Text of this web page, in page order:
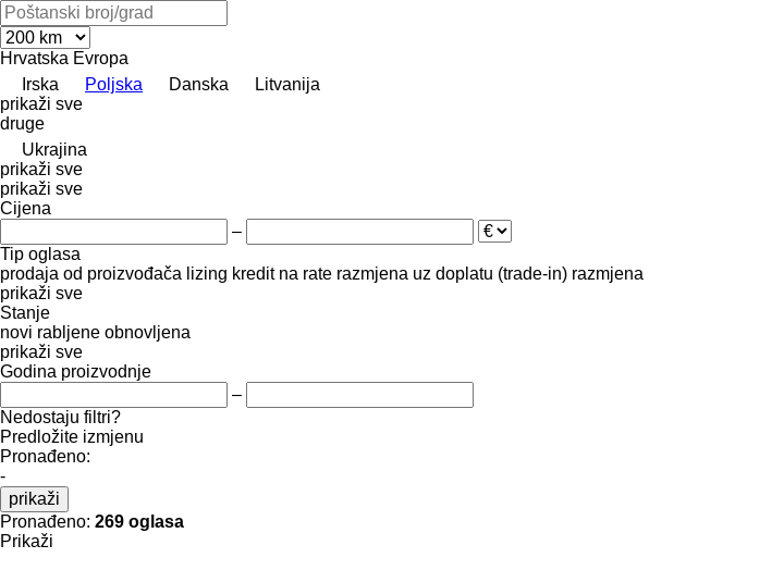
Hrvatska Evropa
Irska
Poljska Danska
Litvanija
prikaži sve
druge
Ukrajina
prikaži sve
prikaži sve
Cijena
–
Tip oglasa
prodaja od proizvođača lizing kredit na rate razmjena uz doplatu (trade-in) razmjena
prikaži sve
Stanje
novi rabljene obnovljena
prikaži sve
Godina proizvodnje
–
Nedostaju filtri?
Predložite izmjenu
Pronađeno:
-
prikaži
Pronađeno: 269 oglasa
Prikaži